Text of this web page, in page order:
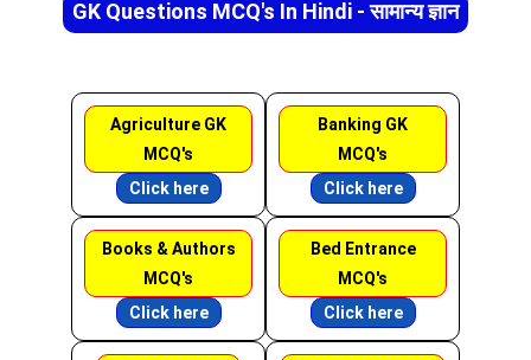
GK Questions MCQ's In Hindi - सामान्य ज्ञान
Agriculture GK
MCQ's
Click here
Banking GK
MCQ's
Click here
Books & Authors
MCQ's
Click here
Bed Entrance
MCQ's
Click here